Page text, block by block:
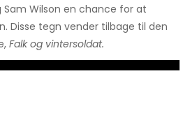
Sam Wilson en chance for at
Disse tegn vender tilbage til den
Falk og vintersoldat.